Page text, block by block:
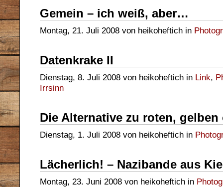
Gemein – ich weiß, aber…
Montag, 21. Juli 2008 von heikoheftich in
Datenkrake II
Dienstag, 8. Juli 2008 von heikoheftich in Link,
Irrsinn
Die Alternative zu roten,
Dienstag, 1. Juli 2008 von heikoheftich in
Lächerlich! – Nazibande aus
Montag, 23. Juni 2008 von heikoheftich in